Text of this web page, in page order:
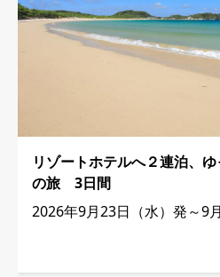
リゾートホテルへ２連泊、
の旅 3日間
2026年9月23日（水）発～9